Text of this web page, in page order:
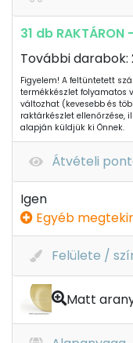
31 db
További darabok:
Figyelem! A feltüntetett
termékkészlet folyamatos
változhat (kevesebb és
raktárkészlet ellenőrzése,
alapján küldjük ki Önnek.
Átvételi
Igen
Egyéb
Felülete /
Matt